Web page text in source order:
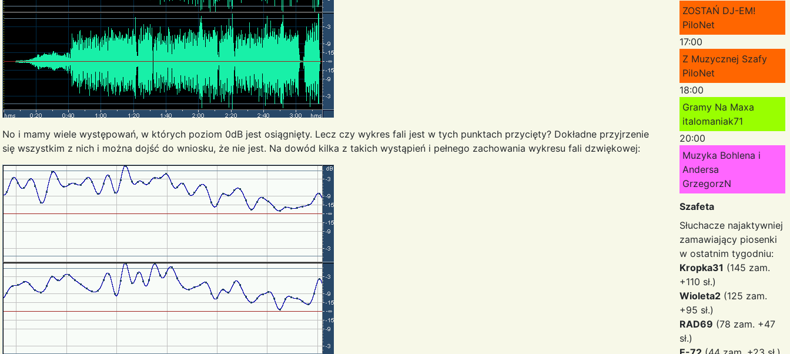
No i mamy wiele występowań, w których poziom 0dB jest osiągnięty. Lecz czy wykres fali jest w tych punktach przycięty? Dokładne przyjrzenie
się wszystkim z nich i można dojść do wniosku, że nie jest. Na dowód kilka z takich wystąpień i pełnego zachowania wykresu fali dzwiękowej:
ZOSTAŃ DJ-EM!
PiloNet
17:00
Z Muzycznej Szafy
PiloNet
18:00
Gramy Na Maxa
italomaniak71
20:00
Muzyka Bohlena i
Andersa
GrzegorzN
Szafeta
Słuchacze najaktywniej
zamawiający piosenki
w ostatnim tygodniu:
Kropka31 (145 zam.
+110 sł.)
Wioleta2 (125 zam.
+95 sł.)
RAD69 (78 zam. +47
sł.)